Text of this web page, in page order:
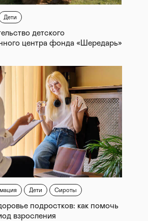
Дети
детского
центра фонда «Шередарь»
Дети Сироты
подростков: как помочь
взросления